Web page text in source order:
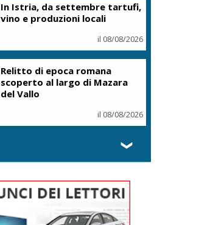
In Istria, da settembre tartufi,
vino e produzioni locali
il 08/08/2026
Relitto di epoca romana
scoperto al largo di Mazara
del Vallo
il 08/08/2026
❯